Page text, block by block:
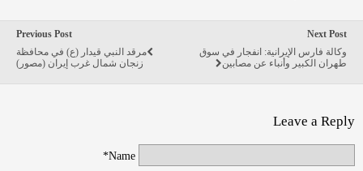
Previous Post
مرقد النبي قيدار (ع) في محافظة
زنجان شمال غرب إيران (مصور)
Next Post
وكالة فارس الإيرانية: انفجار في سوق
طهران الكبير وأنباء عن مصابين
Leave a Reply
Name*